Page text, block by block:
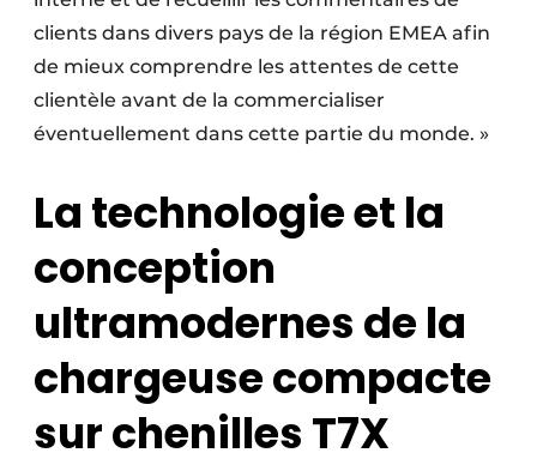
clients dans divers pays de la région EMEA afin
de mieux comprendre les attentes de cette
clientèle avant de la commercialiser
éventuellement dans cette partie du monde. »
La technologie et la
conception
ultramodernes de la
chargeuse compacte
sur chenilles T7X